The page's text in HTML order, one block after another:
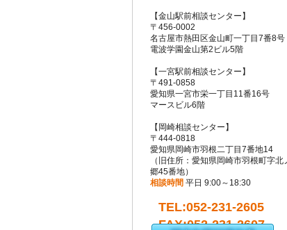
【金山駅前相談センター】
〒456-0002
名古屋市熱田区金山町一丁目7番8号
電波学園金山第2ビル5階
【一宮駅前相談センター】
〒491-0858
愛知県一宮市栄一丁目11番16号
マースビル6階
【岡崎相談センター】
〒444-0818
愛知県岡崎市羽根二丁目7番地14
（旧住所：愛知県岡崎市羽根町字北
郷45番地）
相談時間 平日 9:00～18:30
TEL:052-231-2605
FAX:052-231-2607